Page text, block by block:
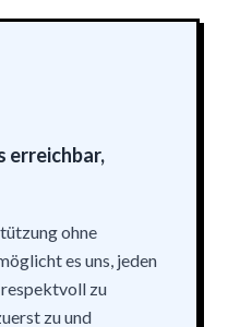
erreichbar,
ohne
es uns, jeden
zu
zu und